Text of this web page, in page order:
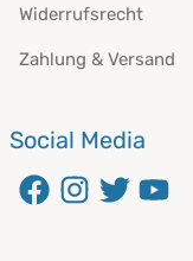
Widerrufsrecht
Zahlung & Versand
Social Media
öffnet in
öffnet